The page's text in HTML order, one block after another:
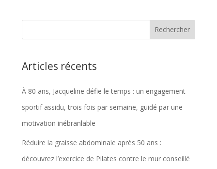
Articles récents
À 80 ans, Jacqueline défie le temps : un engagement
sportif assidu, trois fois par semaine, guidé par une
motivation inébranlable
Réduire la graisse abdominale après 50 ans :
découvrez l’exercice de Pilates contre le mur conseillé